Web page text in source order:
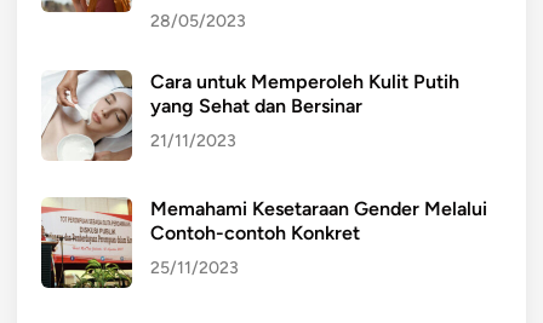
28/05/2023
Cara untuk Memperoleh Kulit Putih
yang Sehat dan Bersinar
21/11/2023
Memahami Kesetaraan Gender Melalui
Contoh-contoh Konkret
25/11/2023